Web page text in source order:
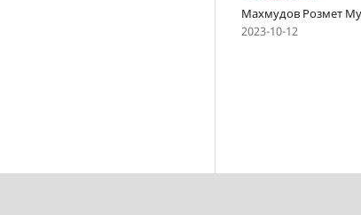
Махмудов Розмет
2023-10-12